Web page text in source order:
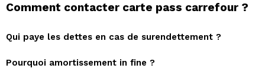
Comment contacter carte pass carrefour ?
Qui paye les dettes en cas de surendettement ?
Pourquoi amortissement in fine ?